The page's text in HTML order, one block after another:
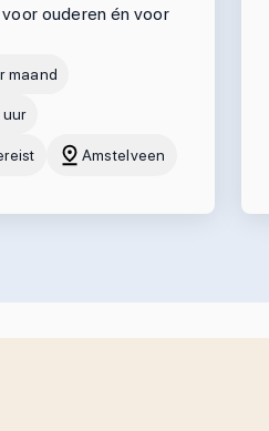
ouderen én voor
maand
uur
Amstelveen